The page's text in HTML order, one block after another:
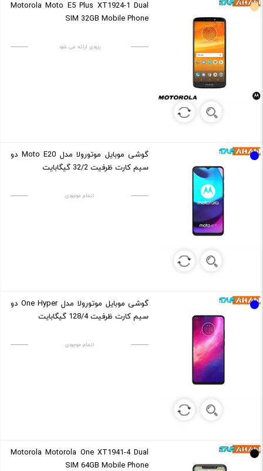
Motorola Moto E5 Plus XT1924-1 Dual
SIM 32GB Mobile Phone
بزودی ارائه می شود
گوشی موبایل موتورولا مدل Moto E20 دو
سیم کارت ظرفیت 32/2 گیگابایت
اتمام موجودی
گوشی موبایل موتورولا مدل One Hyper دو
سیم کارت ظرفیت 128/4 گیگابایت
اتمام موجودی
Motorola Motorola One XT1941-4 Dual
SIM 64GB Mobile Phone